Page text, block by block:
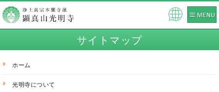
サイトマップ
ホーム
光明寺について